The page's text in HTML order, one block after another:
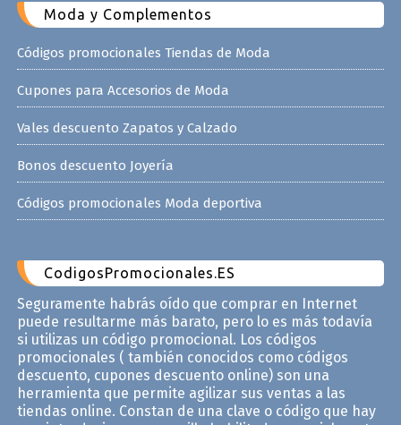
Moda y Complementos
Códigos promocionales Tiendas de Moda
Cupones para Accesorios de Moda
Vales descuento Zapatos y Calzado
Bonos descuento Joyería
Códigos promocionales Moda deportiva
CodigosPromocionales.ES
Seguramente habrás oído que comprar en Internet
puede resultarme más barato, pero lo es más todavía
si utilizas un código promocional. Los códigos
promocionales ( también conocidos como códigos
descuento, cupones descuento online) son una
herramienta que permite agilizar sus ventas a las
tiendas online. Constan de una clave o código que hay